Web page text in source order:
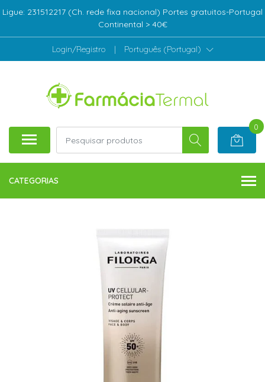
Ligue: 231512217 (Ch. rede fixa nacional) Portes gratuitos-Portugal
Continental > 40€
Login/Registro | Português (Portugal)
0
CATEGORIAS